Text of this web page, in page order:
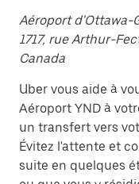
le
calendrier.
Aéroport d'Ottawa-
1717, rue Arthur-
Canada
Uber vous aide à
Aéroport YND à
un transfert vers
Évitez l'attente et
suite en quelques